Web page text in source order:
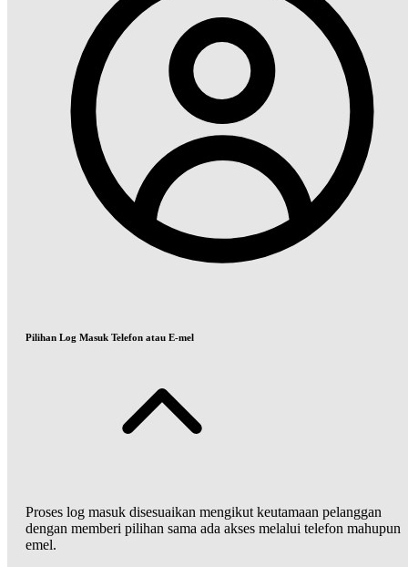
Pilihan Log Masuk Telefon atau E-mel
Proses log masuk disesuaikan mengikut keutamaan pelanggan
dengan memberi pilihan sama ada akses melalui telefon mahupun
emel.